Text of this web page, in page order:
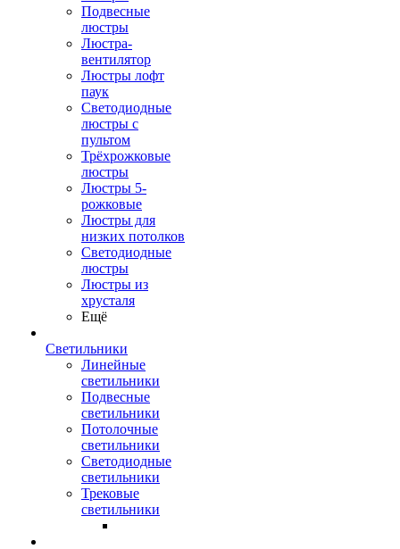
Подвесные
люстры
Люстра-
вентилятор
Люстры лофт
паук
Светодиодные
люстры с
пультом
Трёхрожковые
люстры
Люстры 5-
рожковые
Люстры для
низких потолков
Cветодиодные
люстры
Люстры из
хрусталя
Ещё
Светильники
Линейные
светильники
Подвесные
светильники
Потолочные
светильники
Светодиодные
светильники
Трековые
светильники